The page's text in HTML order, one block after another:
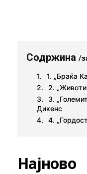
Содржина/
1. „Браќа
2.
3.
Дикенс
4.
Најново